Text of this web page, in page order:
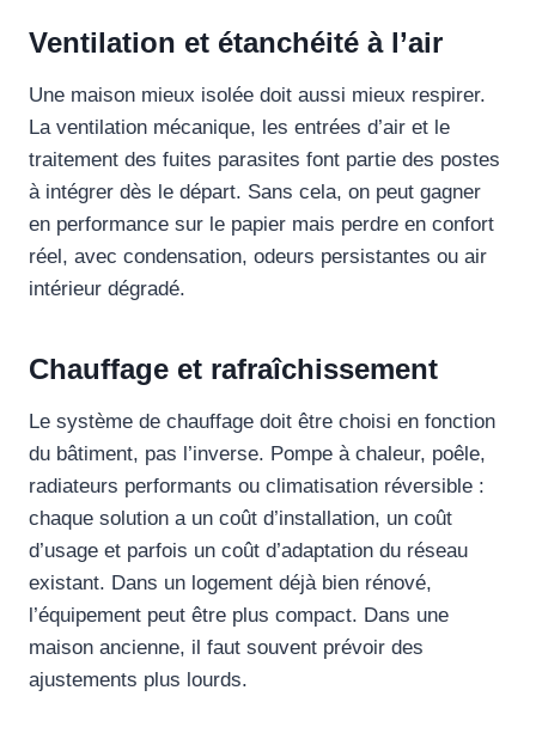
Ventilation et étanchéité à l’air
Une maison mieux isolée doit aussi mieux respirer.
La ventilation mécanique, les entrées d’air et le
traitement des fuites parasites font partie des postes
à intégrer dès le départ. Sans cela, on peut gagner
en performance sur le papier mais perdre en confort
réel, avec condensation, odeurs persistantes ou air
intérieur dégradé.
Chauffage et rafraîchissement
Le système de chauffage doit être choisi en fonction
du bâtiment, pas l’inverse. Pompe à chaleur, poêle,
radiateurs performants ou climatisation réversible :
chaque solution a un coût d’installation, un coût
d’usage et parfois un coût d’adaptation du réseau
existant. Dans un logement déjà bien rénové,
l’équipement peut être plus compact. Dans une
maison ancienne, il faut souvent prévoir des
ajustements plus lourds.